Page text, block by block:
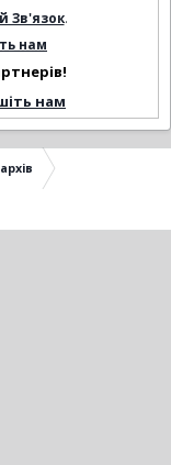
Зв'язок.
нам
нам